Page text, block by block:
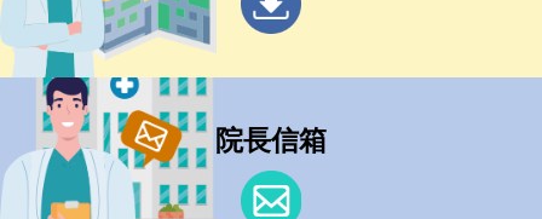
院長信箱